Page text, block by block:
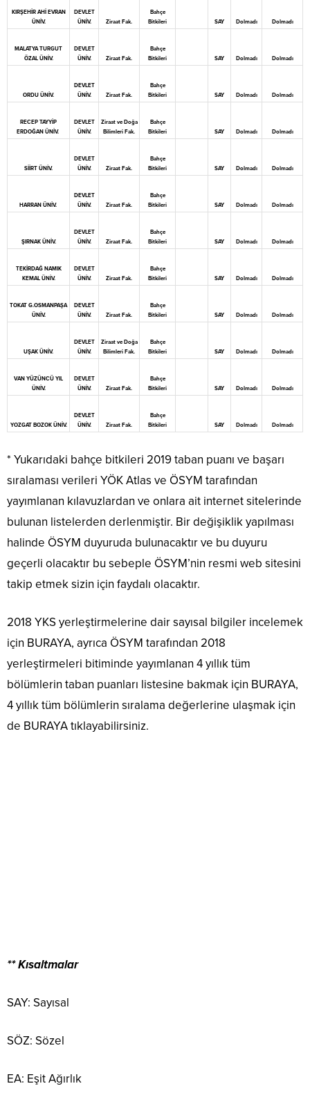
KIRŞEHİR AHİ EVRAN
ÜNİV.
DEVLET
ÜNİV.
Ziraat Fak.
Bahçe
Bitkileri
SAY Dolmadı Dolmadı
MALATYA TURGUT
ÖZAL ÜNİV.
DEVLET
ÜNİV.
Ziraat Fak.
Bahçe
Bitkileri
SAY Dolmadı Dolmadı
ORDU ÜNİV.
DEVLET
ÜNİV.
Ziraat Fak.
Bahçe
Bitkileri
SAY Dolmadı Dolmadı
RECEP TAYYİP
ERDOĞAN ÜNİV.
DEVLET
ÜNİV.
Ziraat ve Doğa
Bilimleri Fak.
Bahçe
Bitkileri
SAY Dolmadı Dolmadı
SİİRT ÜNİV.
DEVLET
ÜNİV.
Ziraat Fak.
Bahçe
Bitkileri
SAY Dolmadı Dolmadı
HARRAN ÜNİV.
DEVLET
ÜNİV.
Ziraat Fak.
Bahçe
Bitkileri
SAY Dolmadı Dolmadı
ŞIRNAK ÜNİV.
DEVLET
ÜNİV.
Ziraat Fak.
Bahçe
Bitkileri
SAY Dolmadı Dolmadı
TEKİRDAĞ NAMIK
KEMAL ÜNİV.
DEVLET
ÜNİV.
Ziraat Fak.
Bahçe
Bitkileri
SAY Dolmadı Dolmadı
TOKAT G.OSMANPAŞA
ÜNİV.
DEVLET
ÜNİV.
Ziraat Fak.
Bahçe
Bitkileri
SAY Dolmadı Dolmadı
UŞAK ÜNİV.
DEVLET
ÜNİV.
Ziraat ve Doğa
Bilimleri Fak.
Bahçe
Bitkileri
SAY Dolmadı Dolmadı
VAN YÜZÜNCÜ YIL
ÜNİV.
DEVLET
ÜNİV.
Ziraat Fak.
Bahçe
Bitkileri
SAY Dolmadı Dolmadı
YOZGAT BOZOK ÜNİV.
DEVLET
ÜNİV.
Ziraat Fak.
Bahçe
Bitkileri
SAY Dolmadı Dolmadı
* Yukarıdaki bahçe bitkileri 2019 taban puanı ve başarı
sıralaması verileri YÖK Atlas ve ÖSYM tarafından
yayımlanan kılavuzlardan ve onlara ait internet sitelerinde
bulunan listelerden derlenmiştir. Bir değişiklik yapılması
halinde ÖSYM duyuruda bulunacaktır ve bu duyuru
geçerli olacaktır bu sebeple ÖSYM’nin resmi web sitesini
takip etmek sizin için faydalı olacaktır.
2018 YKS yerleştirmelerine dair sayısal bilgiler incelemek
için BURAYA, ayrıca ÖSYM tarafından 2018
yerleştirmeleri bitiminde yayımlanan 4 yıllık tüm
bölümlerin taban puanları listesine bakmak için BURAYA,
4 yıllık tüm bölümlerin sıralama değerlerine ulaşmak için
de BURAYA tıklayabilirsiniz.
** Kısaltmalar
SAY: Sayısal
SÖZ: Sözel
EA: Eşit Ağırlık